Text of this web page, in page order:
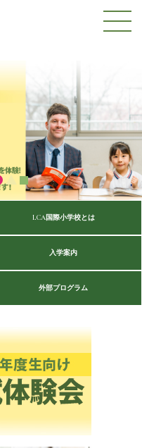
LCA国際小学校とは
入学案内
外部プログラム